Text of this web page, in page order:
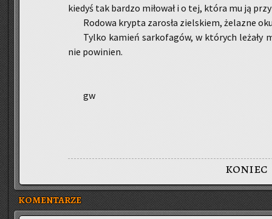
kie­dyś tak bar­dzo mi­ło­wał i o tej, która mu ją
Ro­do­wa kryp­ta za­ro­sła ziel­skiem, że­la­zne
Tylko ka­mień sar­ko­fa­gów, w któ­rych le­ża­ły
nie po­wi­nien.
gw
koniec
KOMENTARZE